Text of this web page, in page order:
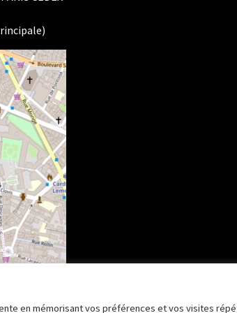
en mémorisant vos préférences et vos visites